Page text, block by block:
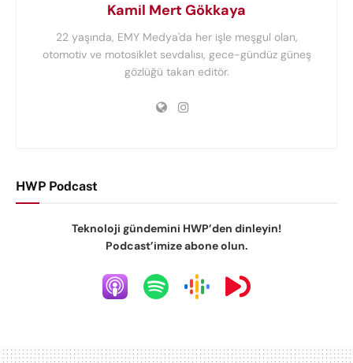
Kamil Mert Gökkaya
22 yaşında, EMY Medya'da her işle meşgul olan,
otomotiv ve motosiklet sevdalısı, gece-gündüz güneş
gözlüğü takan editör.
HWP Podcast
Teknoloji gündemini HWP’den dinleyin!
Podcast’imize abone olun.